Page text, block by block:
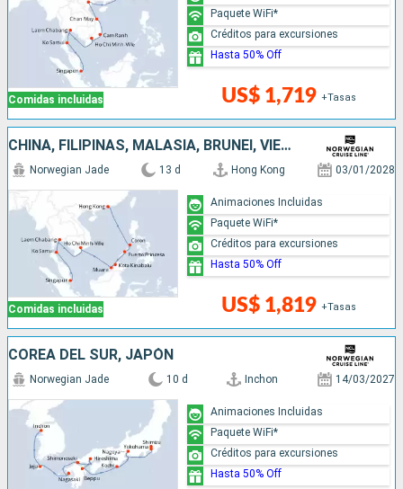
Comidas incluidas US$ 1,719 +Tasas
Paquete WiFi*
Créditos para excursiones
Hasta 50% Off
CHINA, FILIPINAS, MALASIA, BRUNEI, VIETNAM, TAILANDIA, SINGAPUR
Comidas incluidas
Norwegian Jade 13 d Hong Kong 03/01/2028
US$ 1,819 +Tasas
Animaciones Incluidas
Paquete WiFi*
Créditos para excursiones
Hasta 50% Off
COREA DEL SUR, JAPÓN
Norwegian Jade 10 d Inchon 14/03/2027
Animaciones Incluidas
Paquete WiFi*
Créditos para excursiones
Hasta 50% Off